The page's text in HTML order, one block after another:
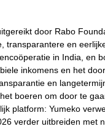
door Rabo
transparantere en
in India, en
inkomens en het
en
boeren om door te
platform: Yumeko
verder uitbreiden met